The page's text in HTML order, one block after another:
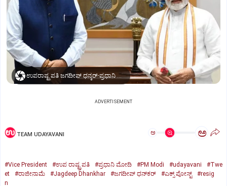
ಉಪರಾಷ್ಟ್ರಪತಿ ಜಗದೀಪ್‌ ಧನ್ಕರ್-ಪ್ರಧಾನಿ ಮೋದಿ
ADVERTISEMENT
TEAM UDAYAVANI ಅ ಅ
#Vice President #ಉಪ ರಾಷ್ಟ್ರಪತಿ #ಪ್ರಧಾನಿ ಮೋದಿ #PM Modi #udayavani
#Twe
et
#ರಾಜೀನಾಮೆ #Jagdeep Dhankhar #ಜಗದೀಪ್‌ ಧನ್‌ಕರ್‌ #ಎಕ್ಸ್‌ ಪೋಸ್ಟ್
#resig
n